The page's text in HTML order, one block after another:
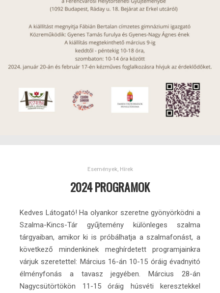
Események, Hírek
2024 PROGRAMOK
Kedves Látogató! Ha olyankor szeretne gyönyörködni a
Szalma-Kincs-Tár gyűjtemény különleges szalma
tárgyaiban, amikor ki is próbálhatja a szalmafonást, a
következő mindenkinek meghírdetett programjainkra
várjuk szeretettel: Március 16-án 10-15 óráig évadnyitó
élményfonás a tavasz jegyében. Március 28-án
Nagycsütörtökön 11-15 óráig húsvéti keresztekkel